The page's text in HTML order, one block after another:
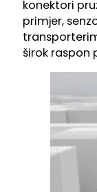
konektori
primjer,
širok raspon